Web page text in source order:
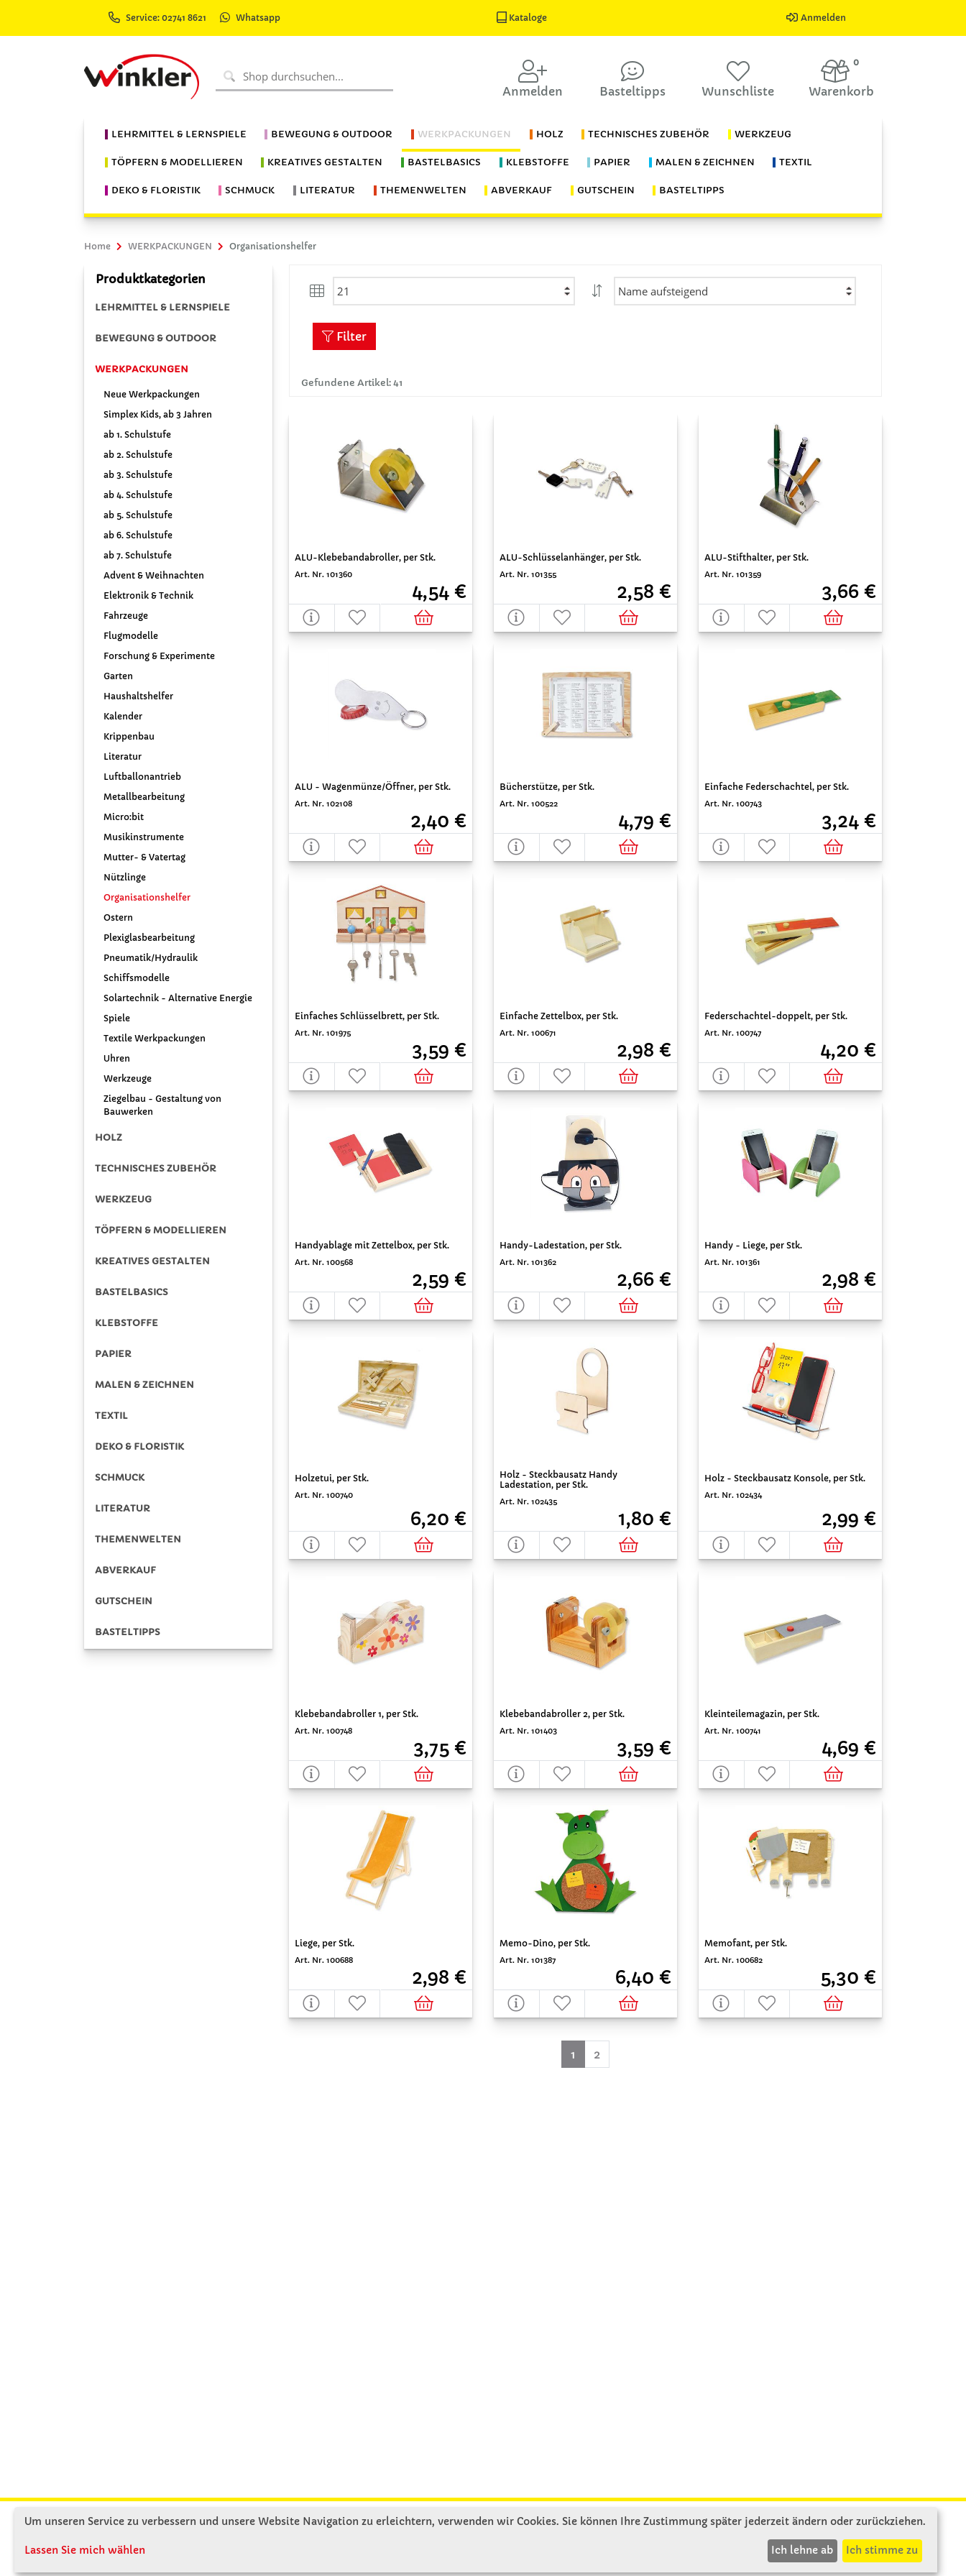
Service: 02741 8621 Whatsapp Kataloge Anmelden
Anmelden Basteltipps Wunschliste
0
Warenkorb
LEHRMITTEL & LERNSPIELE BEWEGUNG & OUTDOOR WERKPACKUNGEN HOLZ TECHNISCHES ZUBEHÖR WERKZEUG
TÖPFERN & MODELLIEREN KREATIVES GESTALTEN BASTELBASICS KLEBSTOFFE PAPIER MALEN & ZEICHNEN TEXTIL
DEKO & FLORISTIK SCHMUCK LITERATUR THEMENWELTEN ABVERKAUF GUTSCHEIN BASTELTIPPS
Home WERKPACKUNGEN Organisationshelfer
Produktkategorien
LEHRMITTEL & LERNSPIELE
BEWEGUNG & OUTDOOR
WERKPACKUNGEN
Neue Werkpackungen
Simplex Kids, ab 3 Jahren
ab 1. Schulstufe
ab 2. Schulstufe
ab 3. Schulstufe
ab 4. Schulstufe
ab 5. Schulstufe
ab 6. Schulstufe
ab 7. Schulstufe
Advent & Weihnachten
Elektronik & Technik
Fahrzeuge
Flugmodelle
Forschung & Experimente
Garten
Haushaltshelfer
Kalender
Krippenbau
Literatur
Luftballonantrieb
Metallbearbeitung
Micro:bit
Musikinstrumente
Mutter- & Vatertag
Nützlinge
Organisationshelfer
Ostern
Plexiglasbearbeitung
Pneumatik/Hydraulik
Schiffsmodelle
Solartechnik - Alternative Energie
Spiele
Textile Werkpackungen
Uhren
Werkzeuge
Ziegelbau - Gestaltung von
Bauwerken
HOLZ
TECHNISCHES ZUBEHÖR
WERKZEUG
TÖPFERN & MODELLIEREN
KREATIVES GESTALTEN
BASTELBASICS
KLEBSTOFFE
PAPIER
MALEN & ZEICHNEN
TEXTIL
DEKO & FLORISTIK
SCHMUCK
LITERATUR
THEMENWELTEN
ABVERKAUF
GUTSCHEIN
BASTELTIPPS
Gefundene Artikel: 41
Filter
ALU-Klebebandabroller, per Stk.
Art. Nr. 101360
4,54 €
ALU-Schlüsselanhänger, per Stk.
Art. Nr. 101355
2,58 €
ALU-Stifthalter, per Stk.
Art. Nr. 101359
3,66 €
ALU - Wagenmünze/Öffner, per Stk.
Art. Nr. 102108
2,40 €
Bücherstütze, per Stk.
Art. Nr. 100522
4,79 €
Einfache Federschachtel, per Stk.
Art. Nr. 100743
3,24 €
Einfaches Schlüsselbrett, per Stk.
Art. Nr. 101975
3,59 €
Einfache Zettelbox, per Stk.
Art. Nr. 100671
2,98 €
Federschachtel-doppelt, per Stk.
Art. Nr. 100747
4,20 €
Handyablage mit Zettelbox, per Stk.
Art. Nr. 100568
2,59 €
Handy-Ladestation, per Stk.
Art. Nr. 101362
2,66 €
Handy - Liege, per Stk.
Art. Nr. 101361
2,98 €
Holzetui, per Stk.
Art. Nr. 100740
6,20 €
Holz - Steckbausatz Handy
Ladestation, per Stk.
Art. Nr. 102435
1,80 €
Holz - Steckbausatz Konsole, per Stk.
Art. Nr. 102434
2,99 €
Klebebandabroller 1, per Stk.
Art. Nr. 100748
3,75 €
Klebebandabroller 2, per Stk.
Art. Nr. 101403
3,59 €
Kleinteilemagazin, per Stk.
Art. Nr. 100741
4,69 €
Liege, per Stk.
Art. Nr. 100688
2,98 €
Memo-Dino, per Stk.
Art. Nr. 101387
6,40 €
Memofant, per Stk.
Art. Nr. 100682
5,30 €
1 (aktuell)
2
KONTAKT
Um unseren Service zu verbessern und unsere Website Navigation zu erleichtern, verwenden wir Cookies. Sie können Ihre Zustimmung später jederzeit ändern oder zurückziehen.
Lassen Sie mich wählen Ich lehne ab Ich stimme zu